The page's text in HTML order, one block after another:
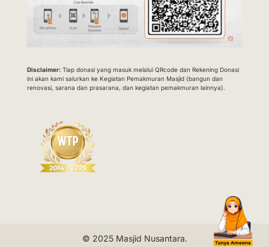
Disclaimer:Tiap donasi yang masuk melalui QRcode dan Rekening Donasi
ini akan kami salurkan ke Kegiatan Pemakmuran Masjid (bangun dan
renovasi, sarana dan prasarana, dan kegiatan pemakmuran lainnya).
© 2025 Masjid Nusantara.